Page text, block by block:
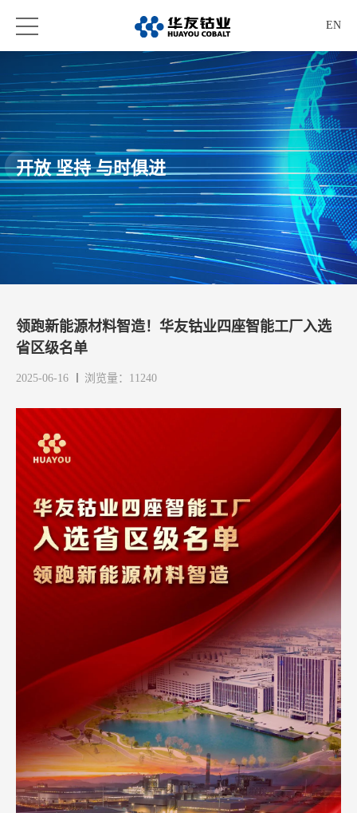
EN
开放 坚持 与时俱进
领跑新能源材料智造！华友钴业四座智能工厂入选
省区级名单
2025-06-16 浏览量：11240